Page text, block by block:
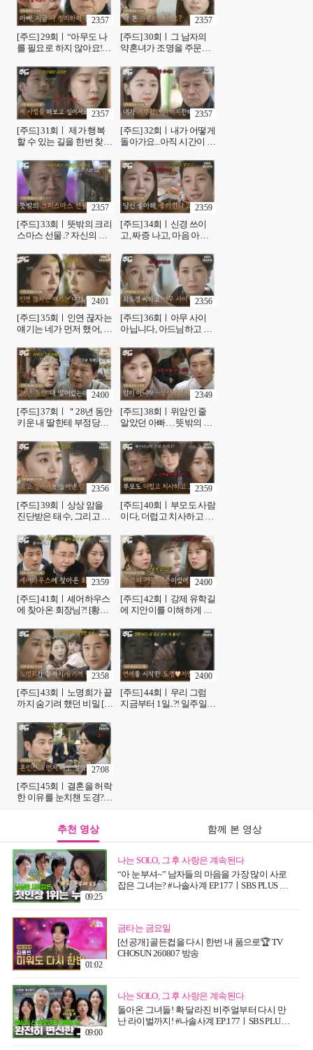
[주드] 29회ㅣ“아무도 나
를 필요로 하지 않아요!”
빛 내 인생]| KBS 방송
23:57
[주드] 30회ㅣ그 남자의
약혼녀가 조명을 주문하
KBS 방송
23:57
[주드] 31회ㅣ 제가 행복
할 수 있는 길을 한번 찾아
인생]| KBS 방송
23:57
[주드] 32회ㅣ내가 어떻게
돌아가요...아직 시간이 더
인생]| KBS 방송
23:57
[주드] 33회ㅣ뜻밖의 크리
스마스 선물..? 자신의 몸
태수! [황금빛 내 인생]|
KBS 방송
23:57
[주드] 34회ㅣ신경 쓰이
고, 짜증 나고, 마음 아프
최도경 [황금빛 내 인생]|
KBS 방송
23:59
[주드] 35회ㅣ인연 끊자는
얘기는 네가 먼저 했어, 지
지수 [황금빛 내 인생]|
KBS 방송
24:01
[주드] 36회ㅣ아무 사이
아닙니다, 아드님하고 해
생]| KBS 방송
23:56
[주드] 37회ㅣ＂28년 동안
키운 내 딸한테 부정당하
운한 마음을 털어놓는 태
수 [황금빛 내 인생]| KBS
방송
24:00
[주드] 38회ㅣ위암인 줄
알았던 아빠… 뜻밖의 검
KBS 방송
23:49
[주드] 39회ㅣ상상 암을
진단받은 태수, 그리고 지
내 인생]| KBS 방송
23:56
[주드] 40회ㅣ부모도 사람
이다, 더럽고 치사하고 그
방송
23:59
[주드] 41회ㅣ셰어하우스
에 찾아온 회장님?! [황금
23:59
[주드] 42회ㅣ강제 유학길
에 지안이를 이해하게 된
KBS 방송
24:00
[주드] 43회ㅣ노명희가 끝
까지 숨기려 했던 비밀 [황
23:58
[주드] 44회ㅣ우리 그럼
지금부터 1일..?! 일주일
24:00
[주드] 45회ㅣ결혼을 허락
한 이유를 눈치챈 도경?!
27:08
추천 영상 함께 본 영상
나는 SOLO, 그 후 사랑은 계속된다
“아 눈부셔~” 남자들의 마음을 가장 많이 사로
잡은 그녀는? #나솔사계 EP.177ㅣSBS PLUS X
09:25
금타는 금요일
[선공개] 골든컵을 다시 한번 내 품으로🏆 TV
CHOSUN 260807 방송
01:02
나는 SOLO, 그 후 사랑은 계속된다
돌아온 그녀들! 확 달라진 비주얼부터 다시 만
난 라이벌까지! #나솔사계 EP.177ㅣSBS PLUS
09:00